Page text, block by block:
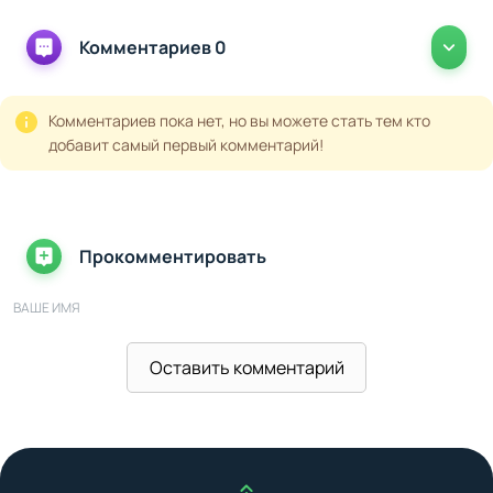
модифицированных возможностей.
Комментариев 0
Комментариев пока нет, но вы можете стать тем кто
добавит самый первый комментарий!
Прокомментировать
ВАШЕ ИМЯ
Оставить комментарий